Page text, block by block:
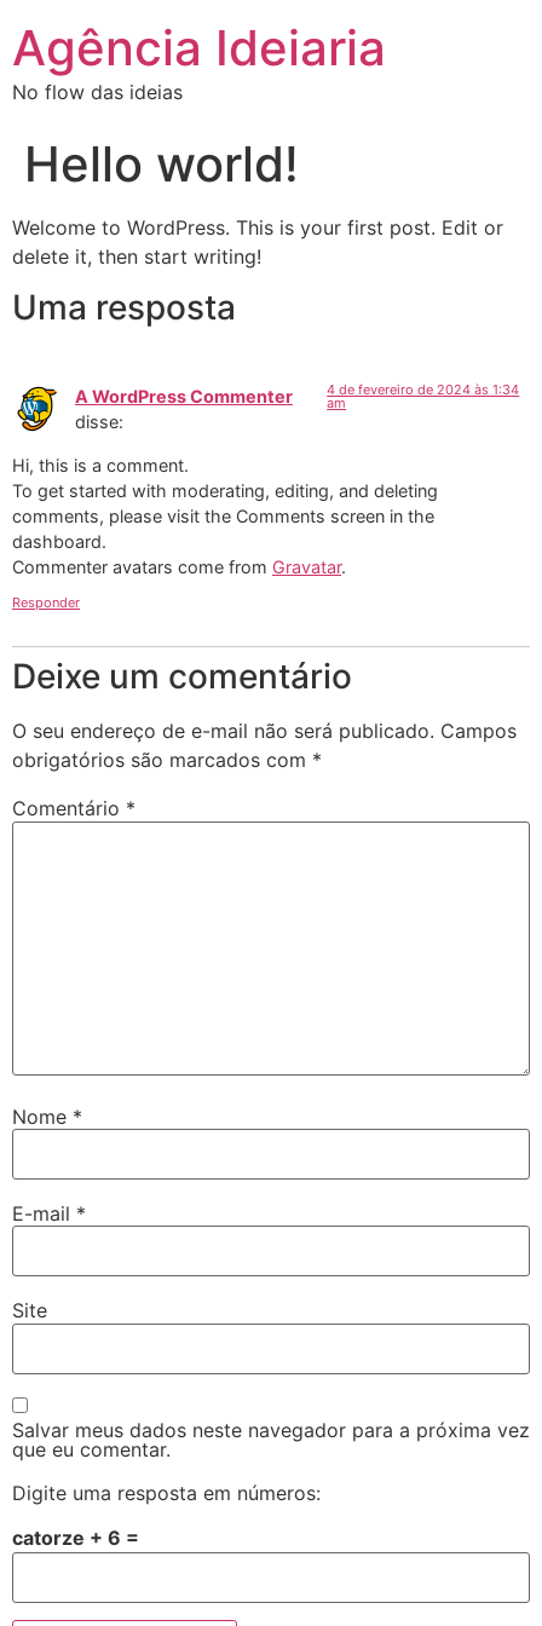
Agência Ideiaria
No flow das ideias
Hello world!
Welcome to WordPress. This is your first post. Edit or
delete it, then start writing!
Uma resposta
A WordPress Commenter
disse:
4 de fevereiro de 2024 às 1:34
am
Hi, this is a comment.
To get started with moderating, editing, and deleting
comments, please visit the Comments screen in the
dashboard.
Commenter avatars come from Gravatar.
Responder
Deixe um comentário
O seu endereço de e-mail não será publicado. Campos
obrigatórios são marcados com *
Comentário *
Nome *
E-mail *
Site
Salvar meus dados neste navegador para a próxima vez
que eu comentar.
Digite uma resposta em números:
catorze + 6 =